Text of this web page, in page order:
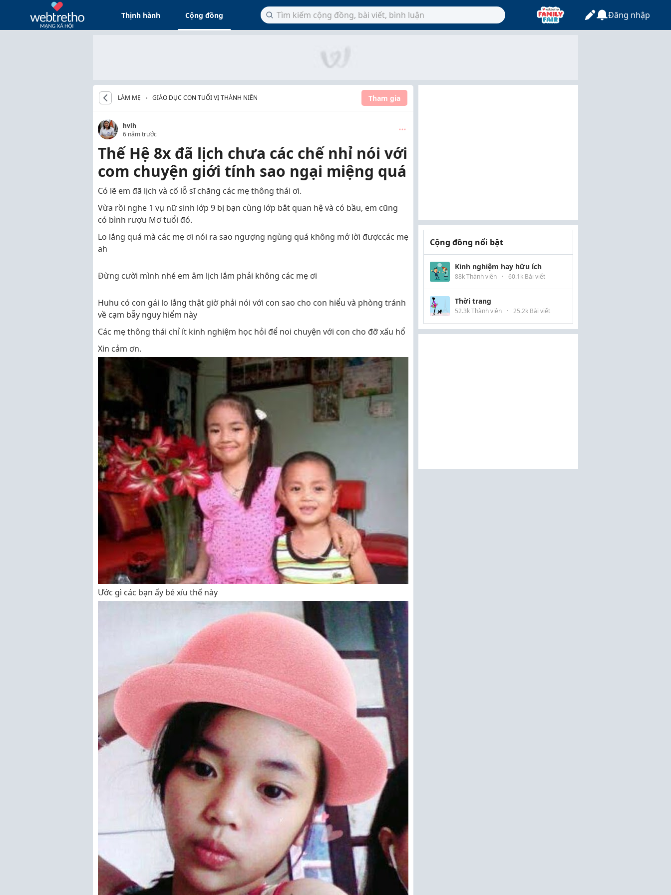
Thịnh hành Cộng đồng Đăng nhập
LÀM MẸ GIÁO DỤC CON TUỔI VỊ THÀNH NIÊN Tham gia
hvlh
6 năm trước
Thế Hệ 8x đã lịch chưa các chế nhỉ nói với
com chuyện giới tính sao ngại miệng quá
Có lẽ em đã lịch và cố lỗ sĩ chăng các mẹ thông thái ơi.
Vừa rồi nghe 1 vụ nữ sinh lớp 9 bị bạn cùng lớp bắt quan hệ và có bầu, em cũng
có bình rượu Mơ tuổi đó.
Lo lắng quá mà các mẹ ơi nói ra sao ngượng ngùng quá không mở lời đượccác mẹ
ah
Đừng cười mình nhé em âm lịch lắm phải không các mẹ ơi
Huhu có con gái lo lắng thật giờ phải nói với con sao cho con hiểu và phòng tránh
về cạm bẫy nguy hiểm này
Các mẹ thông thái chỉ ít kinh nghiệm học hỏi để noi chuyện với con cho đỡ xấu hổ
Xin cảm ơn.
Ước gì các bạn ấy bé xíu thế này
Cộng đồng nổi bật
Kinh nghiệm hay hữu ích
88k Thành viên · 60.1k Bài viết
Thời trang
52.3k Thành viên · 25.2k Bài viết